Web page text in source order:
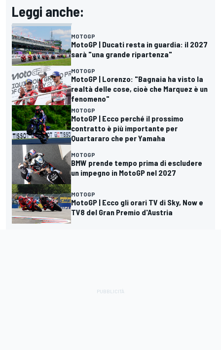
Leggi anche:
MOTOGP
MotoGP | Ducati resta in guardia: il 2027
sarà "una grande ripartenza"
MOTOGP
MotoGP | Lorenzo: "Bagnaia ha visto la
realtà delle cose, cioè che Marquez è un
fenomeno"
MOTOGP
MotoGP | Ecco perché il prossimo
contratto è più importante per
Quartararo che per Yamaha
MOTOGP
BMW prende tempo prima di escludere
un impegno in MotoGP nel 2027
MOTOGP
MotoGP | Ecco gli orari TV di Sky, Now e
TV8 del Gran Premio d'Austria